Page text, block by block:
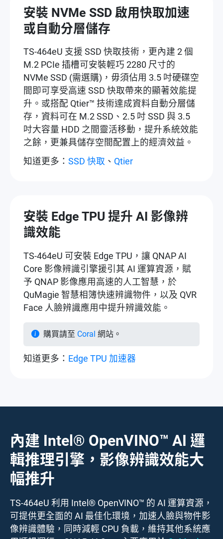
安裝 NVMe SSD 啟用快取加速
或自動分層儲存
TS-464eU 支援 SSD 快取技術，更內建 2 個
M.2 PCIe 插槽可安裝輕巧 2280 尺寸的
NVMe SSD (需選購)，毋須佔用 3.5 吋硬碟空
間即可享受高速 SSD 快取帶來的顯著效能提
升。或搭配 Qtier™ 技術達成資料自動分層儲
存，資料可在 M.2 SSD、2.5 吋 SSD 與 3.5
吋大容量 HDD 之間靈活移動，提升系統效能
之餘，更兼具儲存空間配置上的經濟效益。
知道更多：SSD 快取 、 Qtier
安裝 Edge TPU 提升 AI 影像辨
識效能
TS-464eU 可安裝 Edge TPU，讓 QNAP AI
Core 影像辨識引擎援引其 AI 運算資源，賦
予 QNAP 影像應用高速的人工智慧，於
QuMagie 智慧相簿快速辨識物件，以及 QVR
Face 人臉辨識應用中提升辨識效能。
購買請至 Coral 網站。
知道更多： Edge TPU 加速器
內建 Intel® OpenVINO™ AI 邏
輯推理引擎，影像辨識效能大
幅推升
TS-464eU 利用 Intel® OpenVINO™ 的 AI 運算資源，
可提供更全面的 AI 最佳化環境，加速人臉與物件影
像辨識體驗，同時減輕 CPU 負載，維持其他系統應